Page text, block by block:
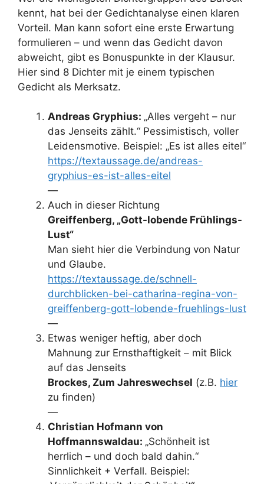
kennt, hat bei der Gedichtanalyse einen klaren
Vorteil. Man kann sofort eine erste Erwartung
formulieren – und wenn das Gedicht davon
abweicht, gibt es Bonuspunkte in der Klausur.
Hier sind 8 Dichter mit je einem typischen
Gedicht als Merksatz.
Andreas Gryphius: „Alles vergeht – nur
das Jenseits zählt.“ Pessimistisch, voller
Leidensmotive. Beispiel: „Es ist alles eitel“
https://textaussage.de/andreas-
gryphius-es-ist-alles-eitel
—
Auch in dieser Richtung
Greiffenberg, „Gott-lobende Frühlings-
Lust“
Man sieht hier die Verbindung von Natur
und Glaube.
https://textaussage.de/schnell-
durchblicken-bei-catharina-regina-von-
greiffenberg-gott-lobende-fruehlings-lust
—
Etwas weniger heftig, aber doch
Mahnung zur Ernsthaftigkeit – mit Blick
auf das Jenseits
Brockes, Zum Jahreswechsel (z.B. hier
zu finden)
—
Christian Hofmann von
Hoffmannswaldau: „Schönheit ist
herrlich – und doch bald dahin.“
Sinnlichkeit + Verfall. Beispiel: